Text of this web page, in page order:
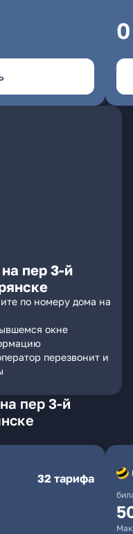
0
пер 3-й
по номеру дома на
окне
перезвонит и
пер 3-й
32 тарифа